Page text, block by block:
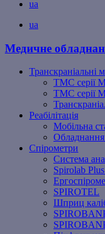
ua
ua
Медичне
Транскраніальні
ТМС серії
ТМС серії
Реабілітація
Мобільна
Обладнання
Спірометри
Система
Spirolab
SPIROTEL
Шприц